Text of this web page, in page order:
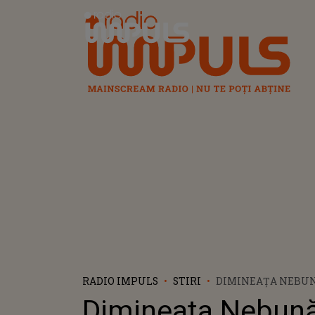
Radio Impuls
RADIO IMPULS STIRI
DIMINEAȚA
PENTRU O